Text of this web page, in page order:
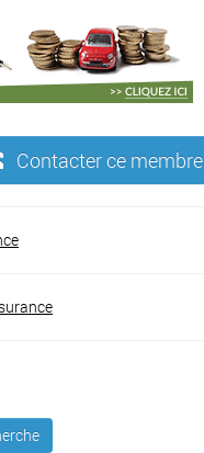
Contacter ce membre